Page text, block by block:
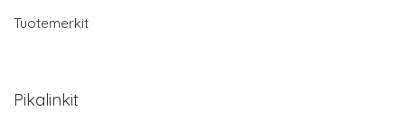
Tuotemerkit
Pikalinkit